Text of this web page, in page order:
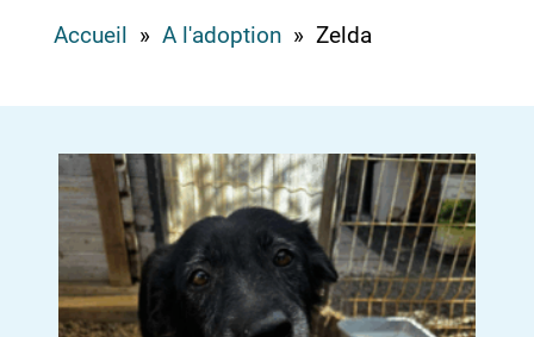
Accueil » A l'adoption » Zelda